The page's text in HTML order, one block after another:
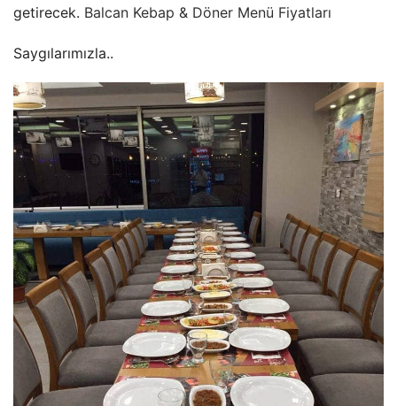
getirecek. Balcan Kebap & Döner Menü Fiyatları
Saygılarımızla..